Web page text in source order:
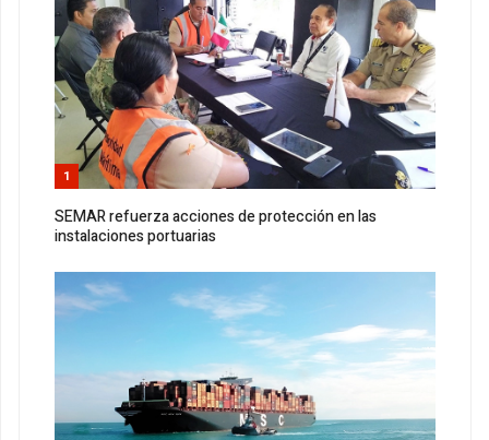
1
SEMAR refuerza acciones de protección en las
instalaciones portuarias